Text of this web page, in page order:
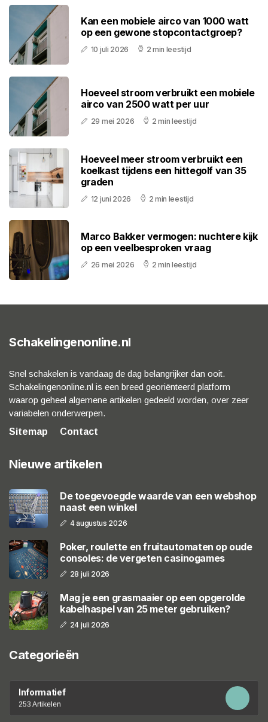
Kan een mobiele airco van 1000 watt
op een gewone stopcontactgroep?
10 juli 2026 2 min leestijd
Hoeveel stroom verbruikt een mobiele
airco van 2500 watt per uur
29 mei 2026 2 min leestijd
Hoeveel meer stroom verbruikt een
koelkast tijdens een hittegolf van 35
graden
12 juni 2026 2 min leestijd
Marco Bakker vermogen: nuchtere kijk
op een veelbesproken vraag
26 mei 2026 2 min leestijd
Schakelingenonline.nl
Snel schakelen is vandaag de dag belangrijker dan ooit.
Schakelingenonline.nl is een breed georiënteerd platform
waarop geheel algemene artikelen gedeeld worden, over zeer
variabelen onderwerpen.
Sitemap
Contact
Nieuwe artikelen
De toegevoegde waarde van een webshop
naast een winkel
4 augustus 2026
Poker, roulette en fruitautomaten op oude
consoles: de vergeten casinogames
28 juli 2026
Mag je een grasmaaier op een opgerolde
kabelhaspel van 25 meter gebruiken?
24 juli 2026
Categorieën
Informatief
253 Artikelen